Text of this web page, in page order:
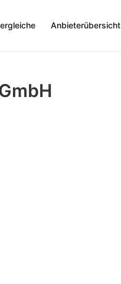
Anbieterübersicht